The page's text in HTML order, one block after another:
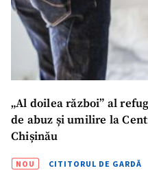
„Al doilea război” al
de abuz și umilire la
Chișinău
NOU CITITORUL DE GARDĂ